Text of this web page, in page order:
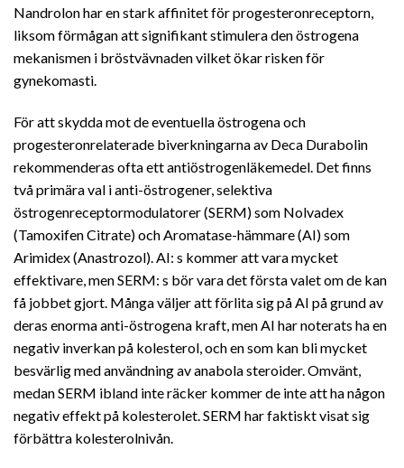
Nandrolon har en stark affinitet för progesteronreceptorn,
liksom förmågan att signifikant stimulera den östrogena
mekanismen i bröstvävnaden vilket ökar risken för
gynekomasti.
För att skydda mot de eventuella östrogena och
progesteronrelaterade biverkningarna av Deca Durabolin
rekommenderas ofta ett antiöstrogenläkemedel. Det finns
två primära val i anti-östrogener, selektiva
östrogenreceptormodulatorer (SERM) som Nolvadex
(Tamoxifen Citrate) och Aromatase-hämmare (AI) som
Arimidex (Anastrozol). AI: s kommer att vara mycket
effektivare, men SERM: s bör vara det första valet om de kan
få jobbet gjort. Många väljer att förlita sig på AI på grund av
deras enorma anti-östrogena kraft, men AI har noterats ha en
negativ inverkan på kolesterol, och en som kan bli mycket
besvärlig med användning av anabola steroider. Omvänt,
medan SERM ibland inte räcker kommer de inte att ha någon
negativ effekt på kolesterolet. SERM har faktiskt visat sig
förbättra kolesterolnivån.